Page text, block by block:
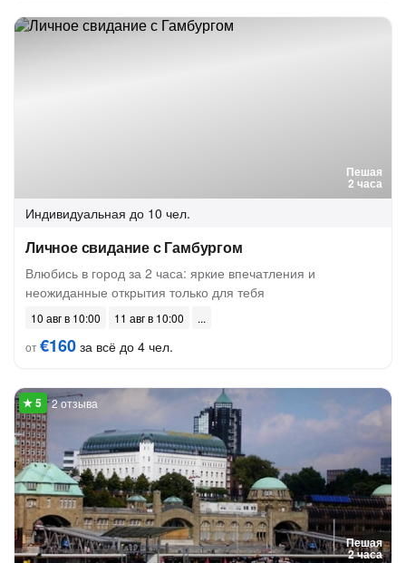
Пешая
2 часа
Индивидуальная до 10 чел.
Личное свидание с Гамбургом
Влюбись в город за 2 часа: яркие впечатления и
неожиданные открытия только для тебя
10 авг в 10:00
11 авг в 10:00
от€160 за всё до 4 чел.
Пешая
2 часа
2 отзыва